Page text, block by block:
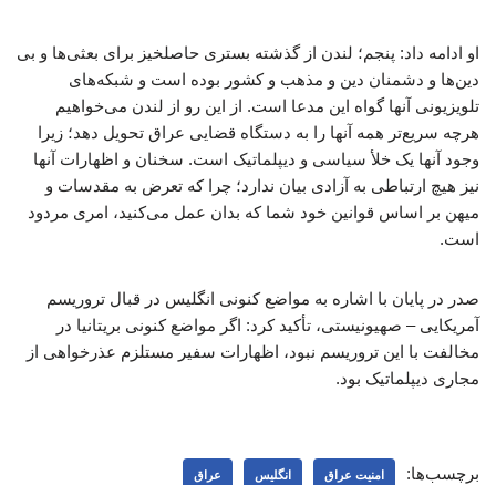
او ادامه داد: پنجم؛ لندن از گذشته بستری حاصلخیز برای بعثی‌ها و بی
دین‌ها و دشمنان دین و مذهب و کشور بوده است و شبکه‌های
تلویزیونی آنها گواه این مدعا است. از این رو از لندن می‌خواهیم
هرچه سریع‌تر همه آنها را به دستگاه قضایی عراق تحویل دهد؛ زیرا
وجود آنها یک خلأ سیاسی و دیپلماتیک است. سخنان و اظهارات آنها
نیز هیچ ارتباطی به آزادی بیان ندارد؛ چرا که تعرض به مقدسات و
میهن بر اساس قوانین خود شما که بدان عمل می‌کنید، امری مردود
است.
صدر در پایان با اشاره به مواضع کنونی انگلیس در قبال تروریسم
آمریکایی – صهیونیستی، تأکید کرد: اگر مواضع کنونی بریتانیا در
مخالفت با این تروریسم نبود، اظهارات سفیر مستلزم عذرخواهی از
مجاری دیپلماتیک بود.
برچسب‌ها: امنیت عراق انگلیس عراق